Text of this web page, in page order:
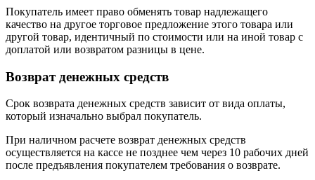
Покупатель имеет право обменять товар надлежащего
качество на другое торговое предложение этого товара или
другой товар, идентичный по стоимости или на иной товар с
доплатой или возвратом разницы в цене.
Возврат денежных средств
Срок возврата денежных средств зависит от вида оплаты,
который изначально выбрал покупатель.
При наличном расчете возврат денежных средств
осуществляется на кассе не позднее чем через 10 рабочих дней
после предъявления покупателем требования о возврате.